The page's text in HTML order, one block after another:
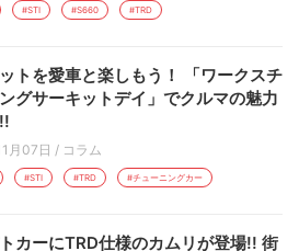
#STI #S660 #TRD
トを愛車と楽しもう！ 「ワークスチ
グサーキットデイ」でクルマの魅力
月07日 / コラム
#STI #TRD #チューニングカー
カーにTRD仕様のカムリが登場!! 街